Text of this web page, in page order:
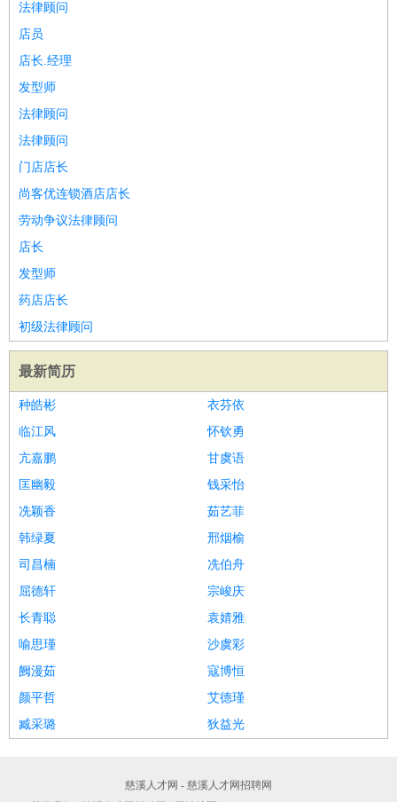
法律顾问
店员
店长.经理
发型师
法律顾问
法律顾问
门店店长
尚客优连锁酒店店长
劳动争议法律顾问
店长
发型师
药店店长
初级法律顾问
最新简历
种皓彬
衣芬依
临江风
怀钦勇
亢嘉鹏
甘虞语
匡幽毅
钱采怡
冼颖香
茹艺菲
韩绿夏
邢烟榆
司昌楠
冼伯舟
屈德轩
宗峻庆
长青聪
袁婧雅
喻思瑾
沙虞彩
阙漫茹
寇博恒
颜平哲
艾德瑾
臧采璐
狄益光
慈溪人才网 - 慈溪人才网招聘网